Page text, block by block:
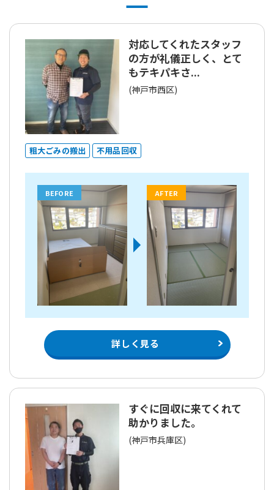
対応してくれたスタッフ
の方が礼儀正しく、とて
もテキパキさ...
(神戸市西区)
粗大ごみの搬出 不用品回収
BEFORE AFTER
詳しく見る
すぐに回収に来てくれて
助かりました。
(神戸市兵庫区)